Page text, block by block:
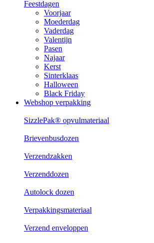
Feestdagen
Voorjaar
Moederdag
Vaderdag
Valentijn
Pasen
Najaar
Kerst
Sinterklaas
Halloween
Black Friday
Webshop verpakking
SizzlePak® opvulmateriaal
Brievenbusdozen
Verzendzakken
Verzenddozen
Autolock dozen
Verpakkingsmateriaal
Verzend enveloppen